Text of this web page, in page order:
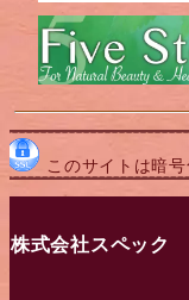
このサイトは暗
株式会社スペック